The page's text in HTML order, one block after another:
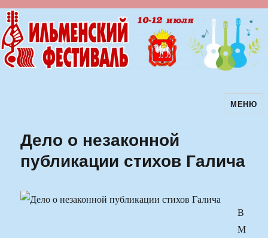
Ильменский фестиваль авторскойМЕНЮ
Дело о незаконной
публикации стихов Галича
В
М